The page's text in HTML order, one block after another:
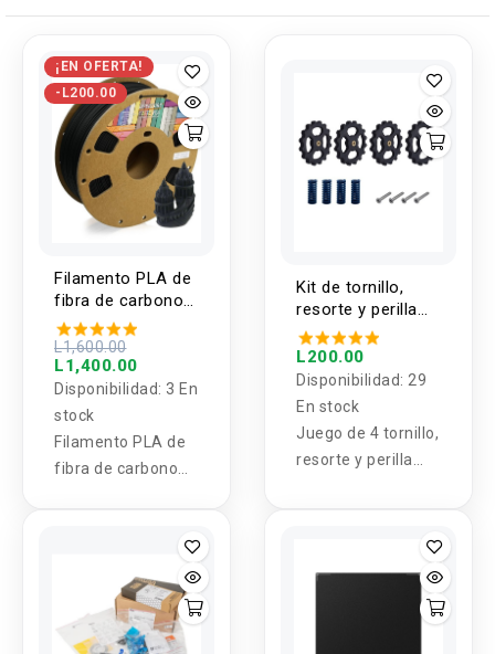
¡EN OFERTA!
-L200.00
Filamento PLA de
fibra de carbono
matte 1.75mm /
1KG OVERTURE
L1,600.00
L1,400.00
Disponibilidad: 3 En
stock
Filamento PLA de
fibra de carbono
Kit de tornillo,
resorte y perilla
para nivelacion de
cama impresora
3D
L200.00
Disponibilidad: 29
En stock
Juego de 4 tornillo,
resorte y perilla
impresora 3D,
juego de nivelado
de cama caliente +
M4 x 40, tornillo y
tuerca para Cr10